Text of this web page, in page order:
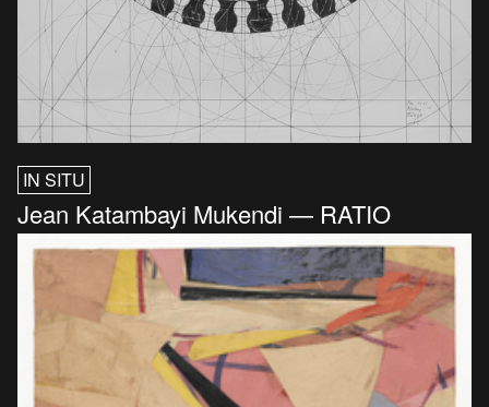
IN SITU
Jean Katambayi Mukendi — RATIO